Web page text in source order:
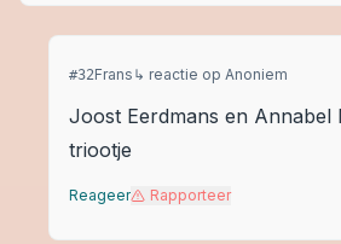
#32Frans ↳ reactie op Anoniem
Joost Eerdmans en Annabel
triootje
Reageer Rapporteer